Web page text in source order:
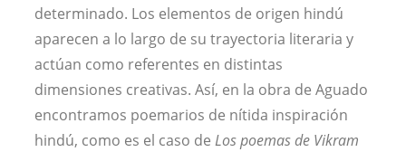
determinado. Los elementos de origen hindú
aparecen a lo largo de su trayectoria literaria y
actúan como referentes en distintas
dimensiones creativas. Así, en la obra de Aguado
encontramos poemarios de nítida inspiración
hindú, como es el caso de Los poemas de Vikram